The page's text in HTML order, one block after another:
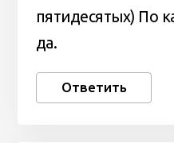
пятидесятых) По
да.
Ответить